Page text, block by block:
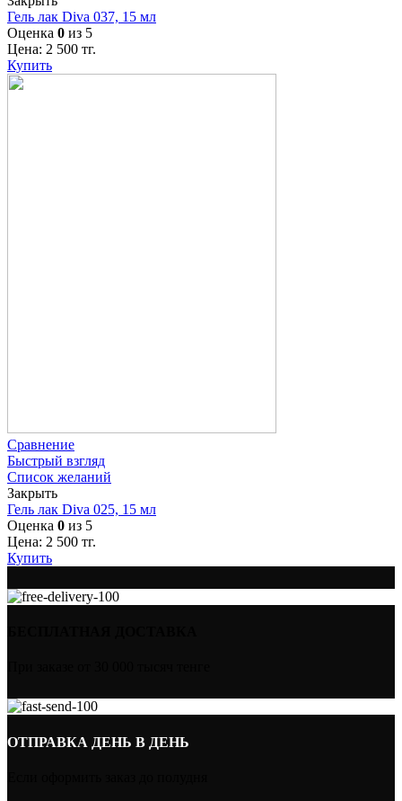
Гель лак Diva 037, 15 мл
Оценка 0 из 5
Цена: 2 500 тг.
Купить
Сравнение
Быстрый взгляд
Список желаний
Закрыть
Гель лак Diva 025, 15 мл
Оценка 0 из 5
Цена: 2 500 тг.
Купить
ОТПРАВКА ДЕНЬ В ДЕНЬ